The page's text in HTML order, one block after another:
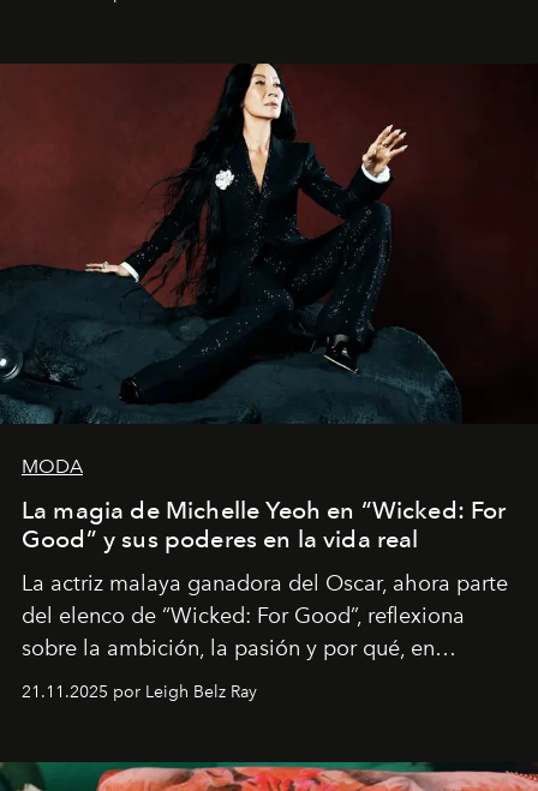
Barcelona", ha dividido su tiempo entre Europa y
dirigida por Maggie Gyllenhaal.
MODA
La magia de Michelle Yeoh en “Wicked: For
Good” y sus poderes en la vida real
La actriz malaya ganadora del Oscar, ahora parte
del elenco de “Wicked: For Good”, reflexiona
sobre la ambición, la pasión y por qué, en
ocasiones, la introspección puede esperar. “Es
importa si no lo entienden’”, confiesa.
21.11.2025 por Leigh Belz Ray